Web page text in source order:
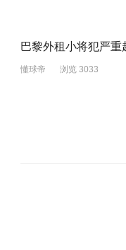
巴黎外租小将犯严
懂球帝 浏览 3033